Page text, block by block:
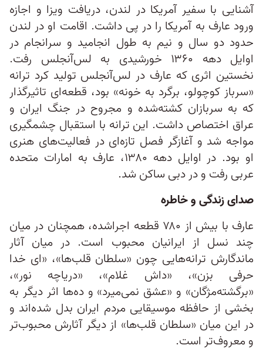
آشنایی با سفیر آمریکا در لندن، دریافت ویزا و اجازه‌
ورود عارف به آمریکا را در پی داشت. اقامت او در لندن
حدود دو سال و نیم به طول انجامید و سرانجام در
اوایل دهه ۱۳۶۰ خورشیدی به لس‌آنجلس رفت.
نخستین اثری که عارف در لس‌آنجلس تولید کرد ترانه‌
«سرباز کوچولو، برگرد به خونه» بود، قطعه‌ای تاثیرگذار
که به سربازان کشته‌شده و مجروح در جنگ ایران و
عراق اختصاص داشت. این ترانه با استقبال چشمگیری
مواجه شد و آغازگر فصل تازه‌ای در فعالیت‌های هنری
او بود. در اوایل دهه ۱۳۸۰، عارف به امارات متحده
عربی رفت و در دبی ساکن شد.
صدای زندگی و خاطره
عارف با بیش از ۷۸۰ قطعه اجراشده، همچنان در میان
چند نسل از ایرانیان محبوب است. در میان آثار
ماندگارش ترانه‌هایی چون «سلطان قلب‌ها»، «ای خدا
حرفی بزن»، «داش غلام»، «دریاچه نور»،
«برگشته‌مژگان» و «عشق نمی‌میرد» و ده‌ها اثر دیگر به
بخشی از حافظه‌ موسیقایی مردم ایران بدل شده‌اند و
در این میان «سلطان قلب‌ها» از دیگر آثارش محبوب‌تر
و معروف‌تر است.